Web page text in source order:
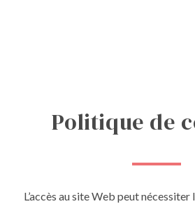
Politique de
L’accès au site Web peut nécessiter